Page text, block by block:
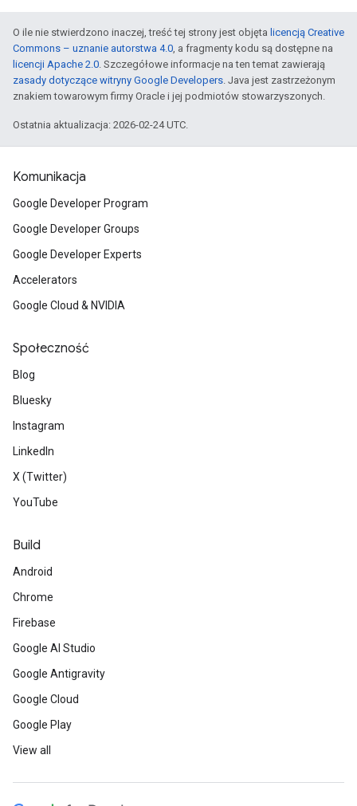
O ile nie stwierdzono inaczej, treść tej strony jest objęta licencją Creative
Commons – uznanie autorstwa 4.0, a fragmenty kodu są dostępne na
licencji Apache 2.0. Szczegółowe informacje na ten temat zawierają
zasady dotyczące witryny Google Developers. Java jest zastrzeżonym
znakiem towarowym firmy Oracle i jej podmiotów stowarzyszonych.
Ostatnia aktualizacja: 2026-02-24 UTC.
Komunikacja
Google Developer Program
Google Developer Groups
Google Developer Experts
Accelerators
Google Cloud & NVIDIA
Społeczność
Blog
Bluesky
Instagram
LinkedIn
X (Twitter)
YouTube
Build
Android
Chrome
Firebase
Google AI Studio
Google Antigravity
Google Cloud
Google Play
View all